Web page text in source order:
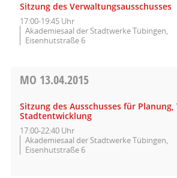
Sitzung des Verwaltungsausschusses
17:00-19:45 Uhr
Akademiesaal der Stadtwerke Tübingen,
Eisenhutstraße 6
MO 13.04.2015
Sitzung des Ausschusses für
Stadtentwicklung
17:00-22:40 Uhr
Akademiesaal der Stadtwerke Tübingen,
Eisenhutstraße 6